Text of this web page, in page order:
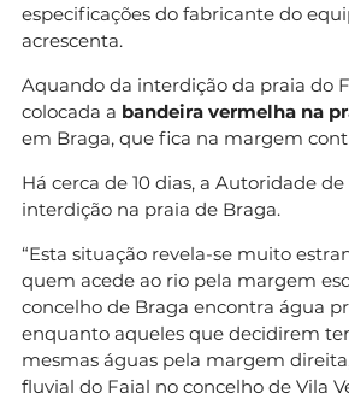
especificações do fabricante do
acrescenta.
Aquando da interdição da praia do
colocada a bandeira vermelha na
em Braga, que fica na margem
Há cerca de 10 dias, a Autoridade
interdição na praia de Braga.
“Esta situação revela-se muito
quem acede ao rio pela margem
concelho de Braga encontra água
enquanto aqueles que decidirem ter
mesmas águas pela margem
fluvial do Faial no concelho de Vila